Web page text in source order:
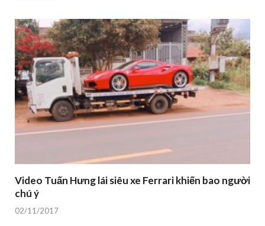
Video Tuấn Hưng lái siêu xe Ferrari khiến bao người
chú ý
02/11/2017